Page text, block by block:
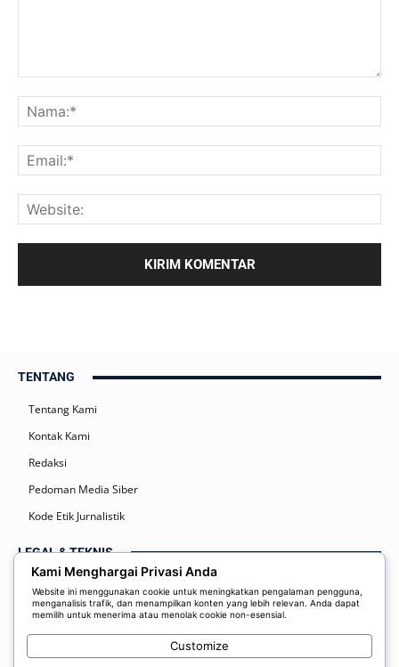
TENTANG
Tentang Kami
Kontak Kami
Redaksi
Pedoman Media Siber
Kode Etik Jurnalistik
LEGAL & TEKNIS
Kebijakan Privasi
Syarat dan Ketentuan
Disclaimer
Kami Menghargai Privasi Anda
Website ini menggunakan cookie untuk meningkatkan pengalaman pengguna,
menganalisis trafik, dan menampilkan konten yang lebih relevan. Anda dapat
memilih untuk menerima atau menolak cookie non-esensial.
Customize